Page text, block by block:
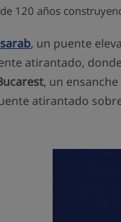
120 años
, un puente
atirantado,
, un
atirantado